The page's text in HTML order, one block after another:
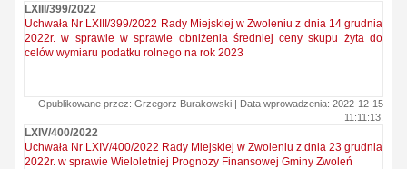
LXIII/399/2022
Uchwała Nr LXIII/399/2022 Rady Miejskiej w Zwoleniu z dnia 14 grudnia
2022r. w sprawie w sprawie obniżenia średniej ceny skupu żyta do
celów wymiaru podatku rolnego na rok 2023
Opublikowane przez: Grzegorz Burakowski | Data wprowadzenia: 2022-12-15
11:11:13.
LXIV/400/2022
Uchwała Nr LXIV/400/2022 Rady Miejskiej w Zwoleniu z dnia 23 grudnia
2022r. w sprawie Wieloletniej Prognozy Finansowej Gminy Zwoleń